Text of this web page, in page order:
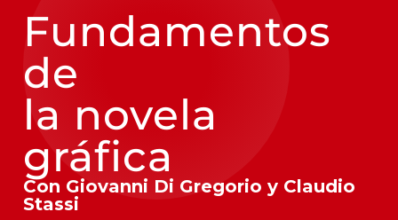
Fundamentos
de
la novela
gráfica
Con Giovanni Di Gregorio y Claudio
Stassi